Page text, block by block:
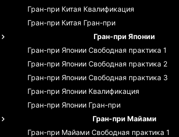
Гран-при Китая Квалификация
Гран-при Китая Гран-при
Гран-при Японии
Гран-при Японии Свободная практика 1
Гран-при Японии Свободная практика 2
Гран-при Японии Свободная практика 3
Гран-при Японии Квалификация
Гран-при Японии Гран-при
Гран-при Майами
Гран-при Майами Свободная практика 1